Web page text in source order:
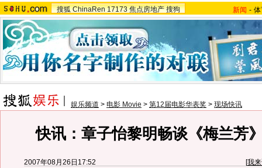
搜狐 ChinaRen 17173 焦点房地产 搜狗 新闻 -
娱乐频道 > 电影 Movie > 第12届电影华表奖 > 现场快讯
快讯：章子怡黎明畅谈《梅兰芳
2007年08月26日17:52 [我